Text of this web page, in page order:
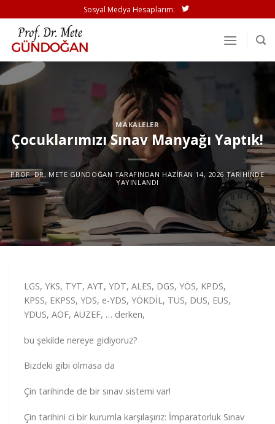
atla
Sosyal Medya Hesaplarım:
MAKALELER
Çocuklarımızı Sınav Manyağı Yaptık!
PROF. DR. METE GÜNDOĞAN TARAFINDAN HAZIRAN 14, 2026 TARIHINDE
YAYINLANDI
LGS, YKS, TYT, AYT, YDT, ALES, DGS, YÖS, KPDS,
KPSS, EKPSS, YDS, e-YDS, YÖKDİL, TUS, DUS, EUS,
YDUS, AÖF, AÜZEF, … derken,
bu şekilde nereye gidiyoruz?
Bizdeki gibi olmasa da
Çin tarihinde de bir sınav sistemi var!
Çin tarihini ci bir kurumla karşılaşırız: İmparatorluk Sınav